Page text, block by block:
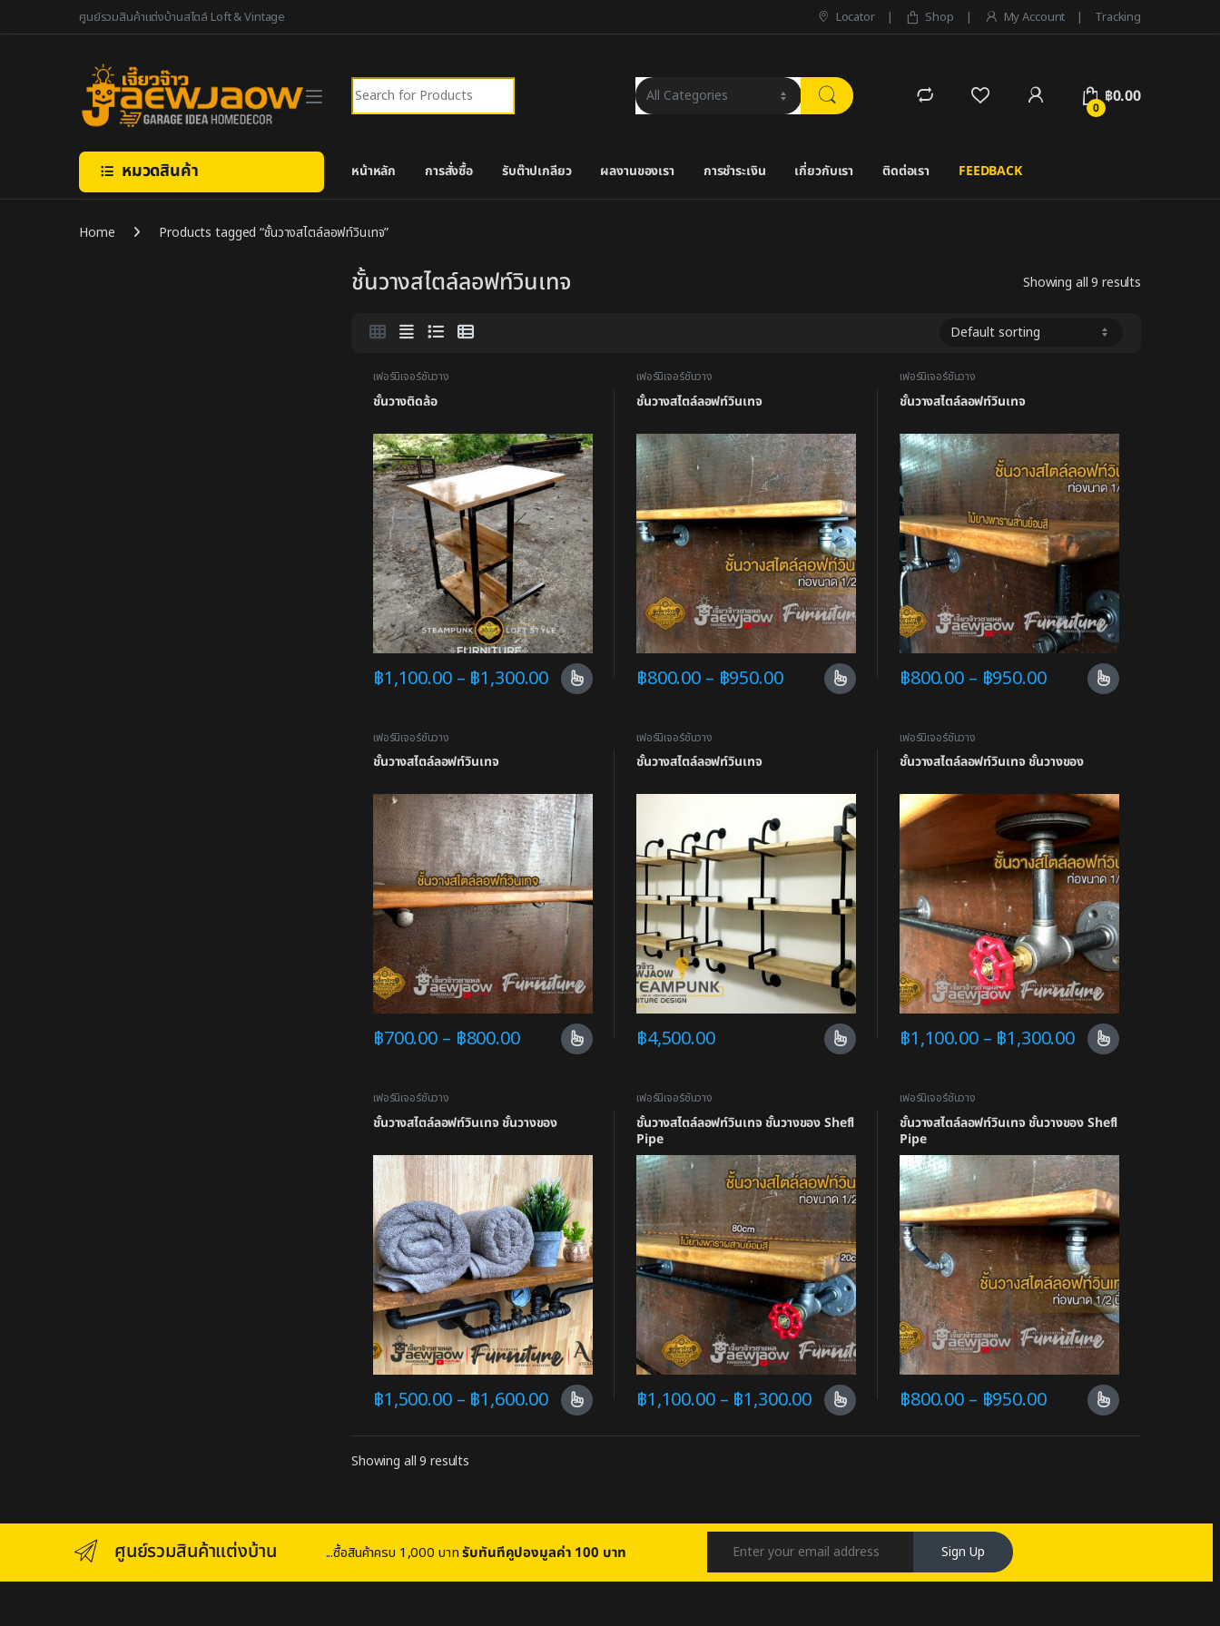
Skip to navigationศูนย์รวมสินค้าแต่งบ้านสไตล์ Loft & Vintage Locator Shop My Account Tracking
Search for:
0
฿0.00
หมวดสินค้า หน้าหลัก การสั่งซื้อ รับต๊าปเกลียว ผลงานของเรา การชำระเงิน เกี่ยวกับเรา ติดต่อเรา FEEDBACK
Home Products tagged “ชั้นวางสไตล์ลอฟท์วินเทจ”
ชั้นวางสไตล์ลอฟท์วินเทจ Showing all 9 results
เฟอร์นิเจอร์ชั้นวาง
ชั้นวางติดล้อ
฿1,100.00– ฿1,300.00
เฟอร์นิเจอร์ชั้นวาง
ชั้นวางสไตล์ลอฟท์วินเทจ
฿800.00 – ฿950.00
เฟอร์นิเจอร์ชั้นวาง
ชั้นวางสไตล์ลอฟท์วินเทจ
฿800.00 – ฿950.00
เฟอร์นิเจอร์ชั้นวาง
ชั้นวางสไตล์ลอฟท์วินเทจ
฿700.00 – ฿800.00
เฟอร์นิเจอร์ชั้นวาง
ชั้นวางสไตล์ลอฟท์วินเทจ
฿4,500.00
เฟอร์นิเจอร์ชั้นวาง
ชั้นวางสไตล์ลอฟท์วินเทจ ชั้นวางของ
฿1,100.00– ฿1,300.00
เฟอร์นิเจอร์ชั้นวาง
ชั้นวางสไตล์ลอฟท์วินเทจ ชั้นวางของ
฿1,500.00– ฿1,600.00
เฟอร์นิเจอร์ชั้นวาง
ชั้นวางสไตล์ลอฟท์วินเทจ ชั้นวางของ Shefl
Pipe
฿1,100.00– ฿1,300.00
เฟอร์นิเจอร์ชั้นวาง
ชั้นวางสไตล์ลอฟท์วินเทจ ชั้นวางของ Shefl
Pipe
฿800.00 – ฿950.00
Showing all 9 results
ศูนย์รวมสินค้าแต่งบ้าน ...ซื้อสินค้าครบ 1,000 บาทรับทันทีคูปองมูลค่า 100 บาท Sign Up